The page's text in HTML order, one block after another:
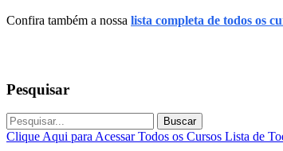
Confira também a nossa lista completa de todos os
Pesquisar
Buscar
Clique Aqui para Acessar Todos os Cursos Lista de